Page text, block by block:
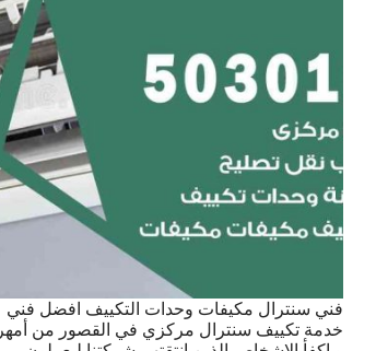
فني سنترال مكيفات وحدات التكييف افضل فني
خدمة تكييف سنترال مركزي في القصور من أمهر